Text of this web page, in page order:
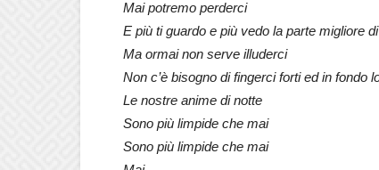
Mai potremo perderci
E più ti guardo e più vedo la parte migliore
Ma ormai non serve illuderci
Non c’è bisogno di fingerci forti ed in fondo
Le nostre anime di notte
Sono più limpide che mai
Sono più limpide che mai